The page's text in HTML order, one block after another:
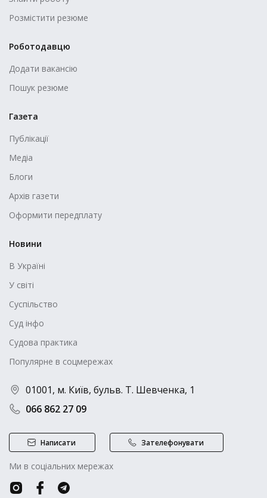
Розмістити резюме
Роботодавцю
Додати вакансію
Пошук резюме
Газета
Публікації
Медіа
Блоги
Архів газети
Оформити передплату
Новини
В Україні
У світі
Суспільство
Суд інфо
Судова практика
Популярне в соцмережах
066 862 27 09
01001, м. Київ, бульв. Т. Шевченка, 1
Написати Зателефонувати
Ми в соціальних мережах